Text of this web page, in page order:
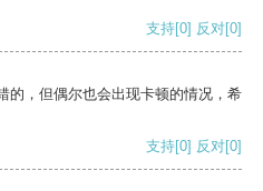
支持[0] 反对[0]
的，但偶尔也会出现卡顿的情况，希
支持[0] 反对[0]